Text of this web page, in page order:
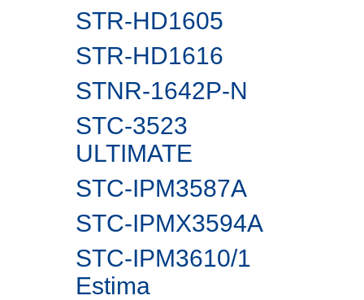
STR-HD1605
STR-HD1616
STNR-1642P-N
STC-3523
ULTIMATE
STC-IPM3587A
STC-IPMX3594A
STC-IPM3610/1
Estima